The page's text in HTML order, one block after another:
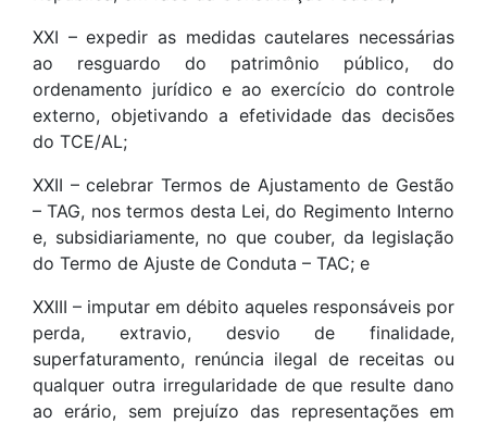
XXI – expedir as medidas cautelares necessárias
ao resguardo do patrimônio público, do
ordenamento jurídico e ao exercício do controle
externo, objetivando a efetividade das decisões
do TCE/AL;
XXII – celebrar Termos de Ajustamento de Gestão
– TAG, nos termos desta Lei, do Regimento Interno
e, subsidiariamente, no que couber, da legislação
do Termo de Ajuste de Conduta – TAC; e
XXIII – imputar em débito aqueles responsáveis por
perda, extravio, desvio de finalidade,
superfaturamento, renúncia ilegal de receitas ou
qualquer outra irregularidade de que resulte dano
ao erário, sem prejuízo das representações em